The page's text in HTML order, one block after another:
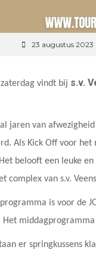
23 augustus 2023
vindt bij s.v.
jaren van
Als Kick Off voor
belooft een leuke
complex van s.v.
is voor de
Het
er springkussens